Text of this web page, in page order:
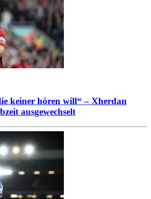
keiner hören will“ – Xherdan
ausgewechselt